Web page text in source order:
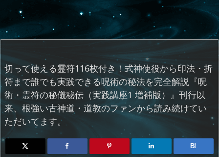
切って使える霊符116枚付き！式神使役から印法・折
符まで誰でも実践できる呪術の秘法を完全解説『呪
術・霊符の秘儀秘伝（実践講座1 増補版）』刊行以
来、根強い古神道・道教のファンから読み続けてい
ただいてます。
B!